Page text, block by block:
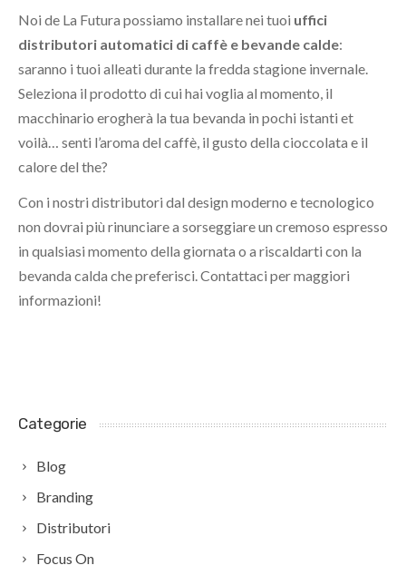
Noi de La Futura possiamo installare nei tuoi uffici
distributori automatici di caffè e bevande calde:
saranno i tuoi alleati durante la fredda stagione invernale.
Seleziona il prodotto di cui hai voglia al momento, il
macchinario erogherà la tua bevanda in pochi istanti et
voilà… senti l’aroma del caffè, il gusto della cioccolata e il
calore del the?
Con i nostri distributori dal design moderno e tecnologico
non dovrai più rinunciare a sorseggiare un cremoso espresso
in qualsiasi momento della giornata o a riscaldarti con la
bevanda calda che preferisci. Contattaci per maggiori
informazioni!
Categorie
Blog
Branding
Distributori
Focus On